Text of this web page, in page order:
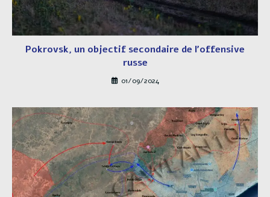
Pokrovsk, un objectif secondaire de l’offensive
russe
01/09/2024